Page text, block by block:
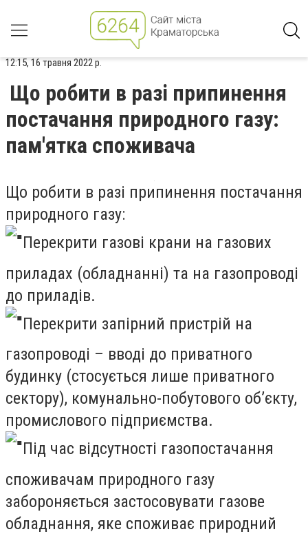
12:15, 16 травня 2022 р.
Що робити в разі припинення
постачання природного газу:
пам'ятка споживача
Що робити в разі припинення постачання
природного газу:
Перекрити газові крани на газових
приладах (обладнанні) та на газопроводі
до приладів.
Перекрити запірний пристрій на
газопроводі – вводі до приватного
будинку (стосується лише приватного
сектору), комунально-побутового об’єкту,
промислового підприємства.
Під час відсутності газопостачання
споживачам природного газу
забороняється застосовувати газове
обладнання, яке споживає природний